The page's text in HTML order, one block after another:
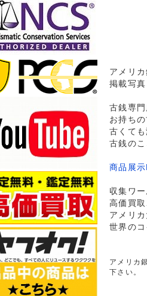
アメリ
掲載写
古銭専
お持ち
古くて
古銭の
商品展
収集ワ
高価買
アメリ
世界の
アメリカ
下さい。